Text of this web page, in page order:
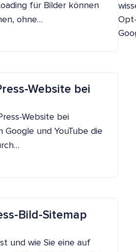
für Bilder können
ohne…
Website bei
Website bei
Google und YouTube die
Bild-Sitemap
und wie Sie eine auf